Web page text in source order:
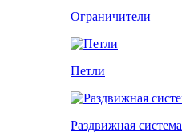
Ограничители
Петли
Раздвижная система